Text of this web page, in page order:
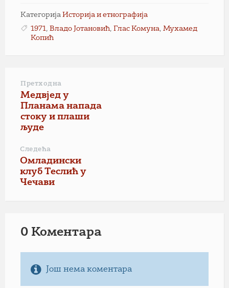
Категорија Историја и етнографија
1971, Владо Јотановић, Глас Комуна, Мухамед
Копић
Претходна
Медвјед у
Планама напада
стоку и плаши
људе
Следећа
Омладински
клуб Теслић у
Чечави
0 Коментарa
Још нема коментара